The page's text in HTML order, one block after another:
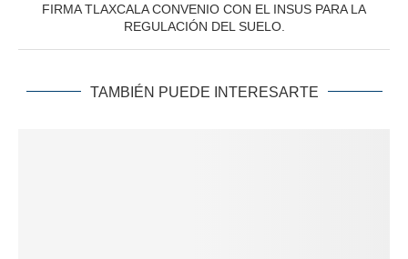
FIRMA TLAXCALA CONVENIO CON EL INSUS PARA LA
REGULACIÓN DEL SUELO.
TAMBIÉN PUEDE INTERESARTE